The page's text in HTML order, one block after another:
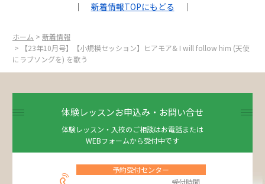
｜ 新着情報TOPにもどる ｜
ホーム > 新着情報
> 【23年10月号】【小規模セッション】ヒアモア& I will follow him (天使
にラブソングを) を歌う
体験レッスンお申込み・お問い合せ
体験レッスン・入校のご相談はお電話または
WEBフォームから受付中です
予約受付センター
受付時間